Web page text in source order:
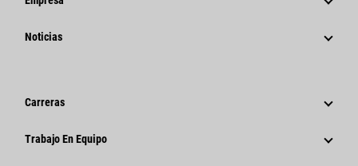
Estrategia
Código De Conducta
Noticias
Comunicados De Prensa Corporativos
Carreras
¿Por Qué Caterpillar?
Trabajo En Equipo